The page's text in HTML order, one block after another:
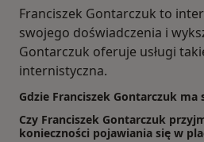
Franciszek Gontarczuk to
swojego doświadczenia i
Gontarczuk oferuje usługi
internistyczna.
Gdzie Franciszek Gontarczuk ma
Czy Franciszek Gontarczuk
konieczności pojawiania się w